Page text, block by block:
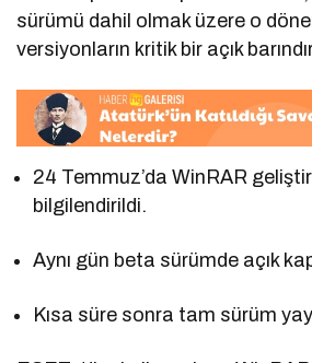
sürümü dahil olmak üzere o
versiyonların kritik bir açık
24 Temmuz’da WinRAR
bilgilendirildi.
Aynı gün beta sürümde açık
Kısa süre sonra tam sürüm